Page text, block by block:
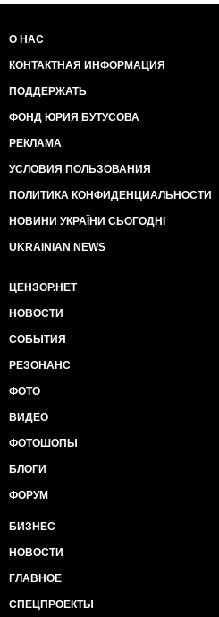
О НАС
КОНТАКТНАЯ ИНФОРМАЦИЯ
ПОДДЕРЖАТЬ
ФОНД ЮРИЯ БУТУСОВА
РЕКЛАМА
УСЛОВИЯ ПОЛЬЗОВАНИЯ
ПОЛИТИКА КОНФИДЕНЦИАЛЬНОСТИ
НОВИНИ УКРАЇНИ СЬОГОДНІ
UKRAINIAN NEWS
ЦЕНЗОР.НЕТ
НОВОСТИ
СОБЫТИЯ
РЕЗОНАНС
ФОТО
ВИДЕО
ФОТОШОПЫ
БЛОГИ
ФОРУМ
БИЗНЕС
НОВОСТИ
ГЛАВНОЕ
СПЕЦПРОЕКТЫ